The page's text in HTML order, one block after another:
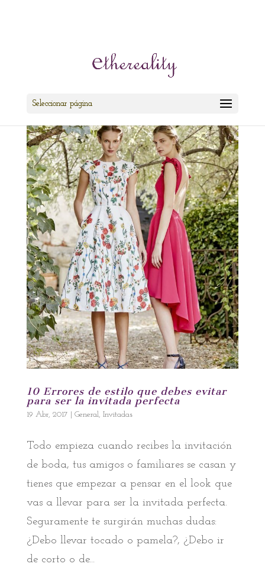
Seleccionar página
10 Errores de estilo que debes evitar
para ser la invitada perfecta
19 Abr, 2017 General, Invitadas
Todo empieza cuando recibes la invitación
de boda, tus amigos o familiares se casan y
tienes que empezar a pensar en el look que
vas a llevar para ser la invitada perfecta.
Seguramente te surgirán muchas dudas:
¿Debo llevar tocado o pamela?, ¿Debo ir
de corto o de...